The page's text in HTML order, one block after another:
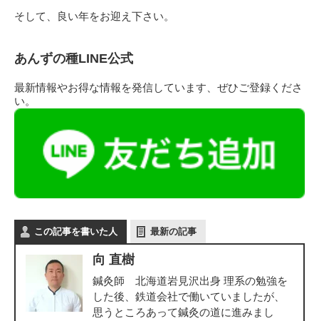
そして、良い年をお迎え下さい。
あんずの種LINE公式
最新情報やお得な情報を発信しています、ぜひご登録くださ
い。
この記事を書いた人 最新の記事
向 直樹
鍼灸師 北海道岩見沢出身 理系の勉強を
した後、鉄道会社で働いていましたが、
思うところあって鍼灸の道に進みまし